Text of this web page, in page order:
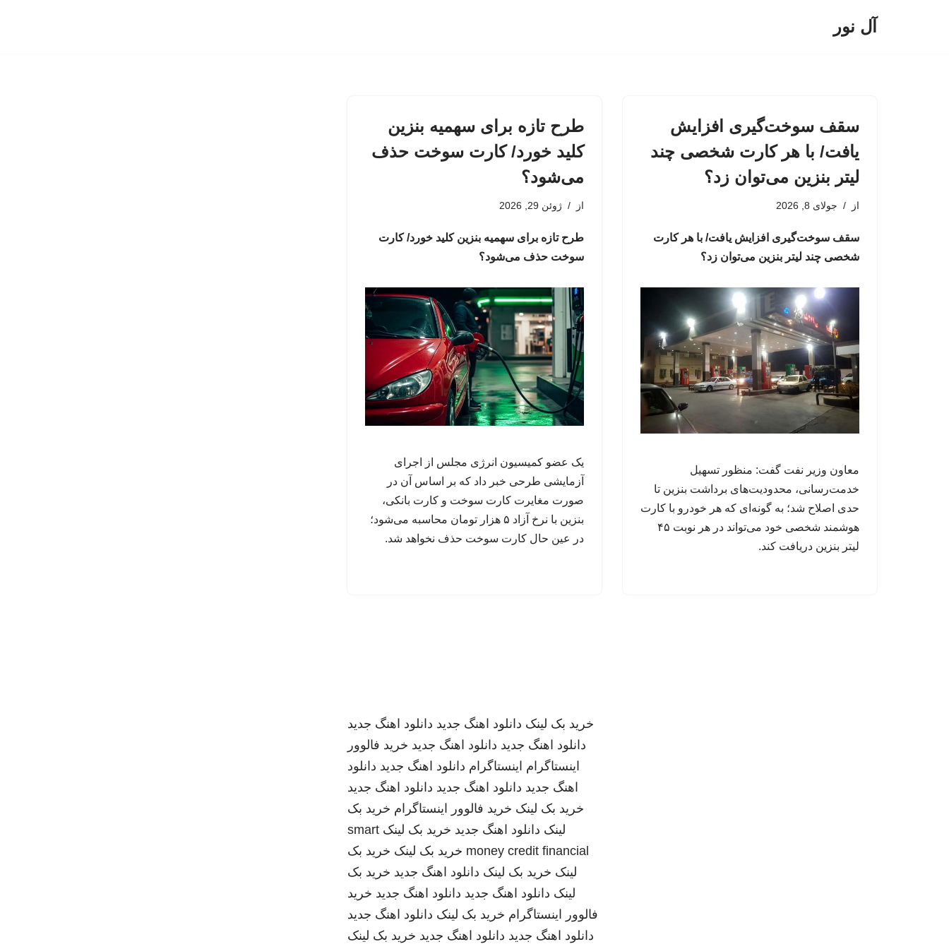
آل نور
سقف سوخت‌گیری افزایش
یافت/ با هر کارت شخصی چند
لیتر بنزین می‌توان زد؟
از جولای 8, 2026
سقف سوخت‌گیری افزایش یافت/ با هر کارت
شخصی چند لیتر بنزین می‌توان زد؟
معاون وزیر نفت گفت: منظور تسهیل
خدمت‌رسانی، محدودیت‌های برداشت بنزین تا
حدی اصلاح شد؛ به گونه‌ای که هر خودرو با کارت
هوشمند شخصی خود می‌تواند در هر نوبت ۴۵
لیتر بنزین دریافت کند.
طرح تازه برای سهمیه بنزین
کلید خورد/ کارت سوخت حذف
می‌شود؟
از ژوئن 29, 2026
طرح تازه برای سهمیه بنزین کلید خورد/ کارت
سوخت حذف می‌شود؟
یک عضو کمیسیون انرژی مجلس از اجرای
آزمایشی طرحی خبر داد که بر اساس آن در
صورت مغایرت کارت سوخت و کارت بانکی،
بنزین با نرخ آزاد ۵ هزار تومان محاسبه می‌شود؛
در عین حال کارت سوخت حذف نخواهد شد.
خرید بک لینک دانلود اهنگ جدید دانلود اهنگ جدید
دانلود اهنگ جدید دانلود اهنگ جدید خرید فالوور
اینستاگرام اینستاگرام دانلود اهنگ جدید دانلود
اهنگ جدید دانلود اهنگ جدید دانلود اهنگ جدید
خرید بک لینک خرید فالوور اینستاگرام خرید بک
لینک دانلود اهنگ جدید خرید بک لینک smart
money credit financial خرید بک لینک خرید بک
لینک خرید بک لینک دانلود اهنگ جدید خرید بک
لینک دانلود اهنگ جدید دانلود اهنگ جدید خرید
فالوور اینستاگرام خرید بک لینک دانلود اهنگ جدید
دانلود اهنگ جدید دانلود اهنگ جدید خرید بک لینک